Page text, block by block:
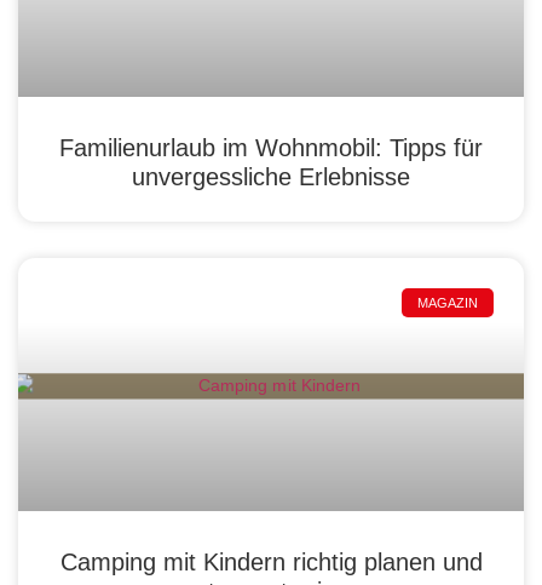
Familienurlaub im Wohnmobil: Tipps für
unvergessliche Erlebnisse
MAGAZIN
Camping mit Kindern richtig planen und